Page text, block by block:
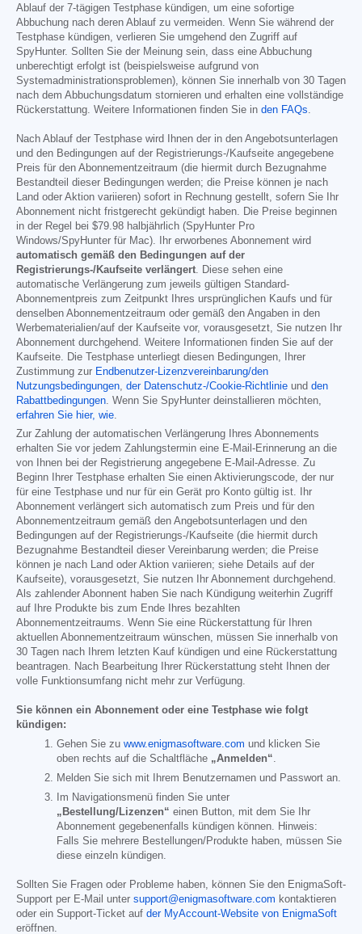
Ablauf der 7-tägigen Testphase kündigen, um eine sofortige
Abbuchung nach deren Ablauf zu vermeiden. Wenn Sie während der
Testphase kündigen, verlieren Sie umgehend den Zugriff auf
SpyHunter. Sollten Sie der Meinung sein, dass eine Abbuchung
unberechtigt erfolgt ist (beispielsweise aufgrund von
Systemadministrationsproblemen), können Sie innerhalb von 30 Tagen
nach dem Abbuchungsdatum stornieren und erhalten eine vollständige
Rückerstattung. Weitere Informationen finden Sie in den FAQs
Nach Ablauf der Testphase wird Ihnen der in den Angebotsunterlagen
und den Bedingungen auf der Registrierungs-/Kaufseite angegebene
Preis für den Abonnementzeitraum (die hiermit durch Bezugnahme
Bestandteil dieser Bedingungen werden; die Preise können je nach
Land oder Aktion variieren) sofort in Rechnung gestellt, sofern Sie Ihr
Abonnement nicht fristgerecht gekündigt haben. Die Preise beginnen
in der Regel bei $79.98 halbjährlich (SpyHunter Pro
Windows/SpyHunter für Mac). Ihr erworbenes Abonnement wird
automatisch gemäß den Bedingungen auf der
Registrierungs-/Kaufseite verlängert . Diese sehen eine
automatische Verlängerung zum jeweils gültigen Standard-
Abonnementpreis zum Zeitpunkt Ihres ursprünglichen Kaufs und für
denselben Abonnementzeitraum oder gemäß den Angaben in den
Werbematerialien/auf der Kaufseite vor, vorausgesetzt, Sie nutzen Ihr
Abonnement durchgehend. Weitere Informationen finden Sie auf der
Kaufseite. Die Testphase unterliegt diesen Bedingungen, Ihrer
Zustimmung zur Endbenutzer-Lizenzvereinbarung/den
Nutzungsbedingungen der Datenschutz-/Cookie-Richtlinie und den
Rabattbedingungen . Wenn Sie SpyHunter deinstallieren möchten,
erfahren Sie hier, wie
Zur Zahlung der automatischen Verlängerung Ihres Abonnements
erhalten Sie vor jedem Zahlungstermin eine E-Mail-Erinnerung an die
von Ihnen bei der Registrierung angegebene E-Mail-Adresse. Zu
Beginn Ihrer Testphase erhalten Sie einen Aktivierungscode, der nur
für eine Testphase und nur für ein Gerät pro Konto gültig ist. Ihr
Abonnement verlängert sich automatisch zum Preis und für den
Abonnementzeitraum gemäß den Angebotsunterlagen und den
Bedingungen auf der Registrierungs-/Kaufseite (die hiermit durch
Bezugnahme Bestandteil dieser Vereinbarung werden; die Preise
können je nach Land oder Aktion variieren; siehe Details auf der
Kaufseite), vorausgesetzt, Sie nutzen Ihr Abonnement durchgehend.
Als zahlender Abonnent haben Sie nach Kündigung weiterhin Zugriff
auf Ihre Produkte bis zum Ende Ihres bezahlten
Abonnementzeitraums. Wenn Sie eine Rückerstattung für Ihren
aktuellen Abonnementzeitraum wünschen, müssen Sie innerhalb von
30 Tagen nach Ihrem letzten Kauf kündigen und eine Rückerstattung
beantragen. Nach Bearbeitung Ihrer Rückerstattung steht Ihnen der
volle Funktionsumfang nicht mehr zur Verfügung.
Sie können ein Abonnement oder eine Testphase wie folgt
kündigen:
Gehen Sie zu www.enigmasoftware.com und klicken Sie
oben rechts auf die Schaltfläche „Anmelden“.
Melden Sie sich mit Ihrem Benutzernamen und Passwort an.
Im Navigationsmenü finden Sie unter
„Bestellung/Lizenzen“ einen Button, mit dem Sie Ihr
Abonnement gegebenenfalls kündigen können. Hinweis:
Falls Sie mehrere Bestellungen/Produkte haben, müssen Sie
diese einzeln kündigen.
Sollten Sie Fragen oder Probleme haben, können Sie den EnigmaSoft-
Support per E-Mail unter support@enigmasoftware.com kontaktieren
oder ein Support-Ticket auf der MyAccount-Website von EnigmaSoft
eröffnen.